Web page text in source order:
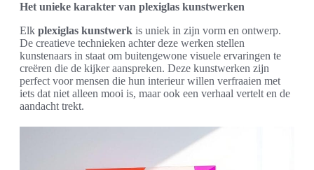
Het unieke karakter van plexiglas kunstwerken
Elk plexiglas kunstwerk is uniek in zijn vorm en ontwerp.
De creatieve technieken achter deze werken stellen
kunstenaars in staat om buitengewone visuele ervaringen te
creëren die de kijker aanspreken. Deze kunstwerken zijn
perfect voor mensen die hun interieur willen verfraaien met
iets dat niet alleen mooi is, maar ook een verhaal vertelt en de
aandacht trekt.